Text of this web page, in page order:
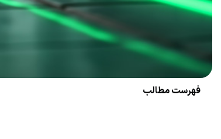
فهرست مطالب